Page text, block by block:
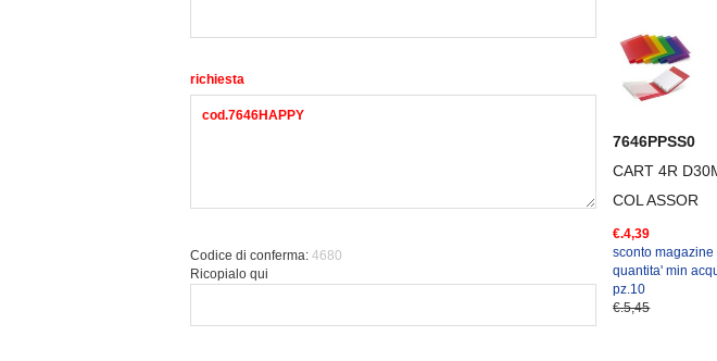
richiesta
Codice di conferma:4680
Ricopialo qui
7646PPSS0
CART 4R
COL ASSOR
€.4,39
sconto magazine
quantita' min
pz.10
€.5,45